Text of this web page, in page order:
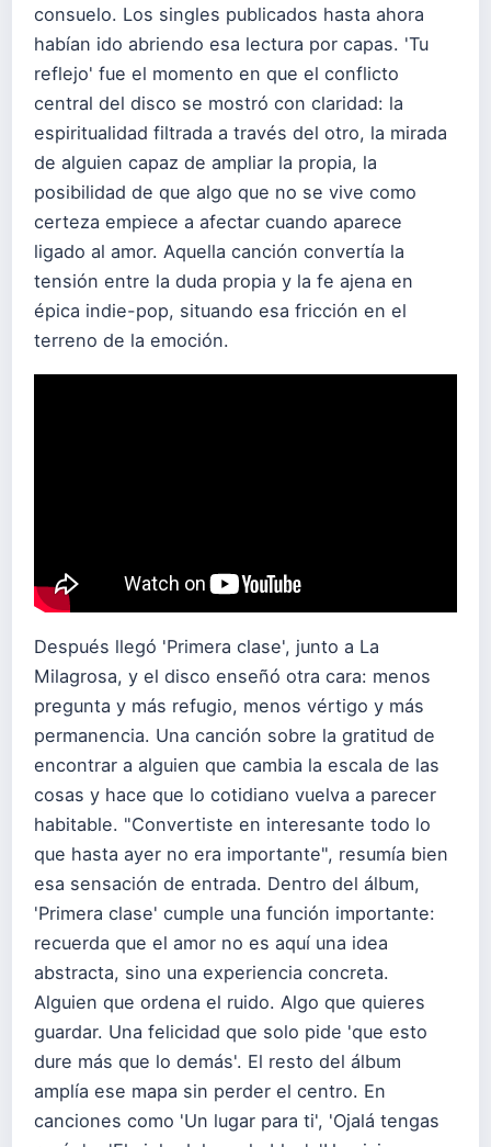
consuelo. Los singles publicados hasta ahora
habían ido abriendo esa lectura por capas. 'Tu
reflejo' fue el momento en que el conflicto
central del disco se mostró con claridad: la
espiritualidad filtrada a través del otro, la mirada
de alguien capaz de ampliar la propia, la
posibilidad de que algo que no se vive como
certeza empiece a afectar cuando aparece
ligado al amor. Aquella canción convertía la
tensión entre la duda propia y la fe ajena en
épica indie-pop, situando esa fricción en el
terreno de la emoción.
Después llegó 'Primera clase', junto a La
Milagrosa, y el disco enseñó otra cara: menos
pregunta y más refugio, menos vértigo y más
permanencia. Una canción sobre la gratitud de
encontrar a alguien que cambia la escala de las
cosas y hace que lo cotidiano vuelva a parecer
habitable. "Convertiste en interesante todo lo
que hasta ayer no era importante", resumía bien
esa sensación de entrada. Dentro del álbum,
'Primera clase' cumple una función importante:
recuerda que el amor no es aquí una idea
abstracta, sino una experiencia concreta.
Alguien que ordena el ruido. Algo que quieres
guardar. Una felicidad que solo pide 'que esto
dure más que lo demás'. El resto del álbum
amplía ese mapa sin perder el centro. En
canciones como 'Un lugar para ti', 'Ojalá tengas